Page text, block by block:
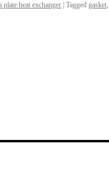
plate heat exchanger Tagged gasket,